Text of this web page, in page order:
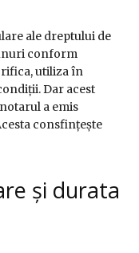
ale dreptului de
conform
utiliza în
Dar acest
a emis
consfințește
și durata